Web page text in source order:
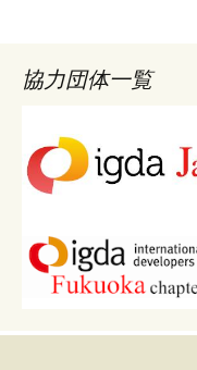
ナ
ビ
ゲ
協力団体一覧